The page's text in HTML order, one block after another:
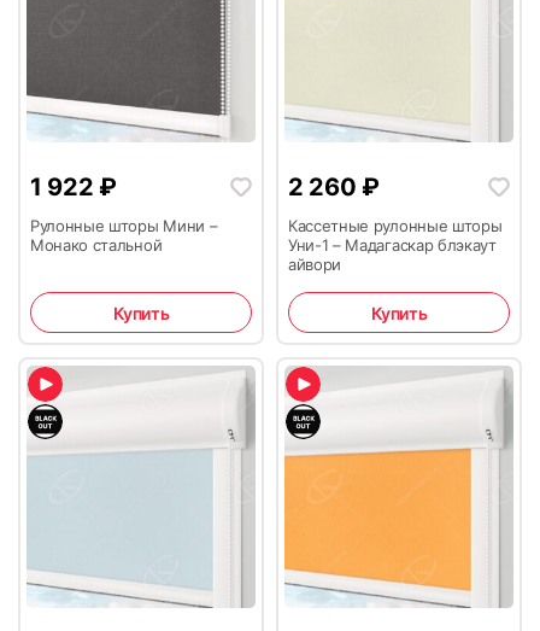
1 922 ₽
Рулонные шторы Мини –
Монако стальной
Купить
2 260 ₽
Кассетные рулонные шторы
Уни-1 – Мадагаскар блэкаут
айвори
Купить